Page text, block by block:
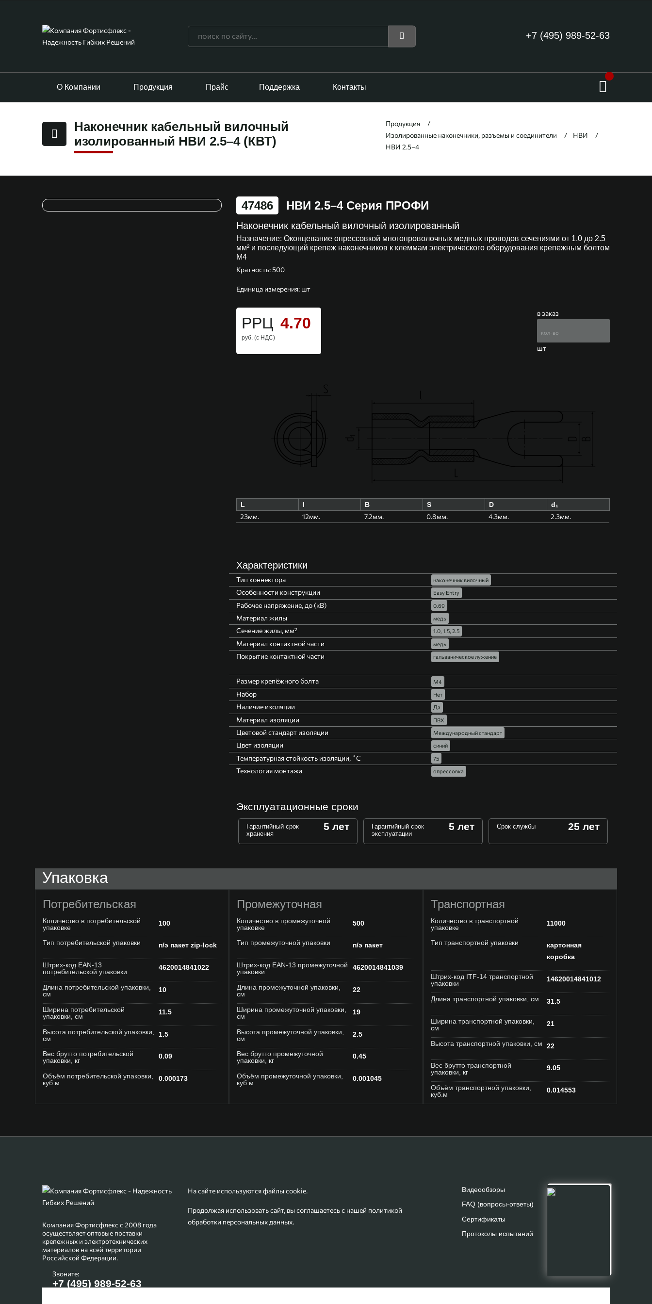
+7 (495) 989-52-63
О Компании Продукция Прайс Поддержка Контакты
Наконечник кабельный вилочный
изолированный НВИ 2.5–4 (КВТ)
Продукция
Изолированные наконечники, разъемы и соединители
НВИ
НВИ 2.5–4
47486 НВИ 2.5–4 Серия ПРОФИ
Наконечник кабельный вилочный изолированный
Назначение: Оконцевание опрессовкой многопроволочных медных проводов сечениями от 1.0 до 2.5
мм² и последующий крепеж наконечников к клеммам электрического оборудования крепежным болтом
М4
Кратность: 500
Единица измерения: шт
РРЦ
руб. (с НДС)
4.70
в заказ
шт
L l B S D d₁
23мм. 12мм. 7.2мм. 0.8мм. 4.3мм. 2.3мм.
Характеристики
Тип коннектора наконечник вилочный
Особенности конструкции Easy Entry
Рабочее напряжение, до (кВ) 0.69
Материал жилы медь
Сечение жилы, мм² 1.0, 1.5, 2.5
Материал контактной части медь
Покрытие контактной части гальваническое лужение
Размер крепёжного болта М4
Набор Нет
Наличие изоляции Да
Материал изоляции ПВХ
Цветовой стандарт изоляции Международный стандарт
Цвет изоляции синий
Температурная стойкость изоляции, ˚С 75
Технология монтажа опрессовка
Эксплуатационные сроки
Гарантийный срок
хранения
5 лет
Гарантийный срок
эксплуатации
5 лет Срок службы 25 лет
Упаковка
Потребительская
Количество в потребительской
упаковке
100
Тип потребительской упаковки п/э пакет zip-lock
Штрих-код EAN-13
потребительской упаковки
4620014841022
Длина потребительской упаковки,
см
10
Ширина потребительской
упаковки, см
11.5
Высота потребительской упаковки,
см
1.5
Вес брутто потребительской
упаковки, кг
0.09
Объём потребительской упаковки,
куб.м
0.000173
Промежуточная
Количество в промежуточной
упаковке
500
Тип промежуточной упаковки п/э пакет
Штрих-код EAN-13 промежуточной
упаковки
4620014841039
Длина промежуточной упаковки,
см
22
Ширина промежуточной упаковки,
см
19
Высота промежуточной упаковки,
см
2.5
Вес брутто промежуточной
упаковки, кг
0.45
Объём промежуточной упаковки,
куб.м
0.001045
Транспортная
Количество в транспортной
упаковке
11000
Тип транспортной упаковки
картонная
коробка
Штрих-код ITF-14 транспортной
упаковки
14620014841012
Длина транспортной упаковки, см 31.5
Ширина транспортной упаковки,
см
21
Высота транспортной упаковки, см 22
Вес брутто транспортной
упаковки, кг
9.05
Объём транспортной упаковки,
куб.м
0.014553
Компания Фортисфлекс с 2008 года
осуществляет оптовые поставки
крепежных и электротехнических
материалов на всей территории
Российской Федерации.
Звоните:
+7 (495) 989-52-63
На сайте используются файлы cookie.
Продолжая использовать сайт, вы соглашаетесь с нашей политикой
обработки персональных данных.
Видеообзоры
FAQ (вопросы-ответы)
Сертификаты
Протоколы испытаний